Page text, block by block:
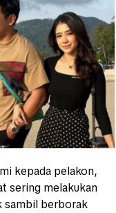
kepada pelakon,
sering melakukan
sambil berborak